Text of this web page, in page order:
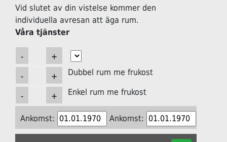
Vid slutet av din vistelse kommer den
individuella avresan att äga rum.
Våra tjänster
Dubbel rum me frukost
Enkel rum me frukost
Ankomst: Ankomst: